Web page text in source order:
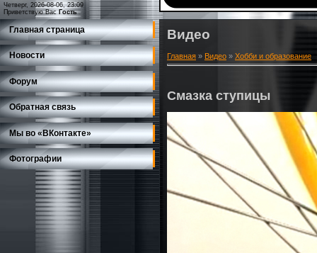
Четверг, 2026-08-06, 23:09
Приветствую Вас Гость
Главная страница
Новости
Форум
Обратная связь
Мы во «ВКонтакте»
Фотографии
Видео
Главная » Видео » Хобби и образование
Смазка ступицы